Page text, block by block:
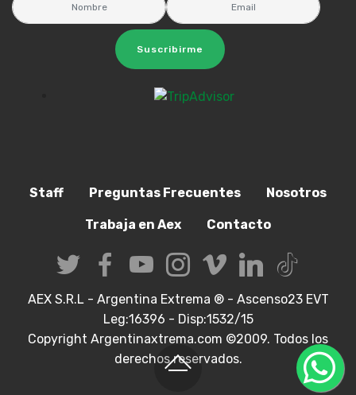
Suscribirme
Staff Preguntas Frecuentes Nosotros
Trabaja en Aex Contacto
AEX S.R.L - Argentina Extrema ® - Ascenso23 EVT
Leg:16396 - Disp:1532/15
Copyright Argentinaxtrema.com ©2009. Todos los
derechos reservados.